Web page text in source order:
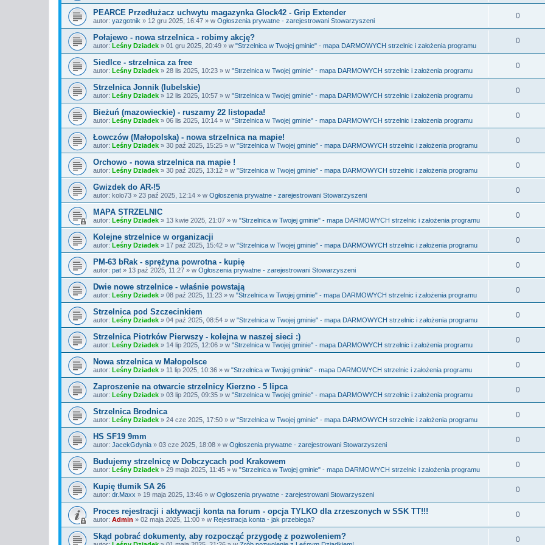
o
w
i
z
d
o
w
i
z
PEARCE Przedłużacz uchwytu magazynka Glock42 - Grip Extender
autor: yazgotnik » 12 gru 2025, 16:47 » w Ogłoszenia prywatne - zarejestrowani Stowarzyszeni
0O
d
o
w
i
z
Połajewo - nowa strzelnica - robimy akcję?
autor: Leśny Dziadek » 01 gru 2025, 20:49 » w "Strzelnica w Twojej gminie" - mapa DARMOWYCH strzelnic i założenia programu
0O
d
o
w
i
z
Siedlce - strzelnica za free
autor: Leśny Dziadek » 28 lis 2025, 10:23 » w "Strzelnica w Twojej gminie" - mapa DARMOWYCH strzelnic i założenia programu
0O
d
o
w
i
z
Strzelnica Jonnik (lubelskie)
autor: Leśny Dziadek » 12 lis 2025, 10:57 » w "Strzelnica w Twojej gminie" - mapa DARMOWYCH strzelnic i założenia programu
0O
d
o
w
i
z
Bieżuń (mazowieckie) - ruszamy 22 listopada!
autor: Leśny Dziadek » 06 lis 2025, 10:14 » w "Strzelnica w Twojej gminie" - mapa DARMOWYCH strzelnic i założenia programu
0O
d
o
w
i
z
Łowczów (Małopolska) - nowa strzelnica na mapie!
autor: Leśny Dziadek » 30 paź 2025, 15:25 » w "Strzelnica w Twojej gminie" - mapa DARMOWYCH strzelnic i założenia programu
0O
d
o
w
i
z
Orchowo - nowa strzelnica na mapie !
autor: Leśny Dziadek » 30 paź 2025, 13:12 » w "Strzelnica w Twojej gminie" - mapa DARMOWYCH strzelnic i założenia programu
0O
d
o
w
i
z
Gwizdek do AR-!5
autor: kolo73 » 23 paź 2025, 12:14 » w Ogłoszenia prywatne - zarejestrowani Stowarzyszeni
0O
d
o
w
i
z
MAPA STRZELNIC
autor: Leśny Dziadek » 13 kwie 2025, 21:07 » w "Strzelnica w Twojej gminie" - mapa DARMOWYCH strzelnic i założenia programu
0O
d
o
w
i
z
Kolejne strzelnice w organizacji
autor: Leśny Dziadek » 17 paź 2025, 15:42 » w "Strzelnica w Twojej gminie" - mapa DARMOWYCH strzelnic i założenia programu
0O
d
o
w
i
z
PM-63 bRak - sprężyna powrotna - kupię
autor: pat » 13 paź 2025, 11:27 » w Ogłoszenia prywatne - zarejestrowani Stowarzyszeni
0O
d
o
w
i
z
Dwie nowe strzelnice - właśnie powstają
autor: Leśny Dziadek » 08 paź 2025, 11:23 » w "Strzelnica w Twojej gminie" - mapa DARMOWYCH strzelnic i założenia programu
0O
d
o
w
i
z
Strzelnica pod Szczecinkiem
autor: Leśny Dziadek » 04 paź 2025, 08:54 » w "Strzelnica w Twojej gminie" - mapa DARMOWYCH strzelnic i założenia programu
0O
d
o
w
i
z
Strzelnica Piotrków Pierwszy - kolejna w naszej sieci :)
autor: Leśny Dziadek » 14 lip 2025, 12:06 » w "Strzelnica w Twojej gminie" - mapa DARMOWYCH strzelnic i założenia programu
0O
d
o
w
i
z
Nowa strzelnica w Małopolsce
autor: Leśny Dziadek » 11 lip 2025, 10:36 » w "Strzelnica w Twojej gminie" - mapa DARMOWYCH strzelnic i założenia programu
0O
d
o
w
i
z
Zaproszenie na otwarcie strzelnicy Kierzno - 5 lipca
autor: Leśny Dziadek » 03 lip 2025, 09:35 » w "Strzelnica w Twojej gminie" - mapa DARMOWYCH strzelnic i założenia programu
0O
d
o
w
i
z
Strzelnica Brodnica
autor: Leśny Dziadek » 24 cze 2025, 17:50 » w "Strzelnica w Twojej gminie" - mapa DARMOWYCH strzelnic i założenia programu
0O
d
o
w
i
z
HS SF19 9mm
autor: JacekGdynia » 03 cze 2025, 18:08 » w Ogłoszenia prywatne - zarejestrowani Stowarzyszeni
0O
d
o
w
i
Budujemy strzelnicę w Dobczycach pod Krakowem
autor: Leśny Dziadek » 29 maja 2025, 11:45 » w "Strzelnica w Twojej gminie" - mapa DARMOWYCH strzelnic i założenia programu
0O
d
o
w
i
Kupię tłumik SA 26
autor: dr.Maxx » 19 maja 2025, 13:46 » w Ogłoszenia prywatne - zarejestrowani Stowarzyszeni
0O
d
o
Proces rejestracji i aktywacji konta na forum - opcja TYLKO dla zrzeszonych w SSK TT!!!
autor: Admin » 02 maja 2025, 11:00 » w Rejestracja konta - jak przebiega?
0O
d
Skąd pobrać dokumenty, aby rozpocząć przygodę z pozwoleniem? 0O